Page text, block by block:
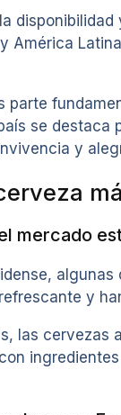
América
parte
se destaca
y
mercado
y
las cervezas